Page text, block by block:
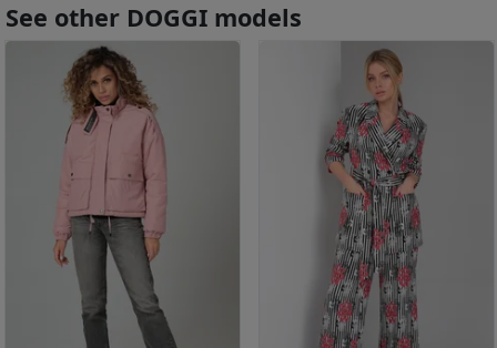
See other DOGGI models